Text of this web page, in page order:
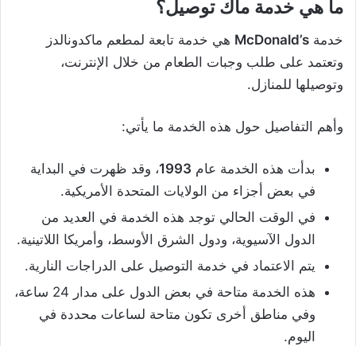
ما هي خدمة ماك توصيل؟
خدمة McDonald’s هي خدمة تابعة لمطعم ماكدونالدز
وتعتمد على طلب وجبات الطعام من خلال الإنترنت،
وتوصيلها للمنازل.
وأهم التفاصيل حول هذه الخدمة ما يأتي:
بدأت هذه الخدمة عام 1993، وقد ظهرت في البداية
في بعض أجزاء من الولايات المتحدة الأمريكية.
في الوقت الحالي توجد هذه الخدمة في العديد من
الدول الآسيوية، ودول الشرق الأوسط، وأمريكا اللاتينية.
يتم الاعتماد في خدمة التوصيل على الدراجات النارية.
هذه الخدمة متاحة في بعض الدول على مدار 24 ساعة،
وفي مناطق أخرى تكون متاحة لساعات محددة في
اليوم.